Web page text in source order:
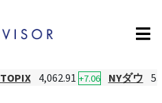
TOPIX 4,062.91 +7.06 NYダウ